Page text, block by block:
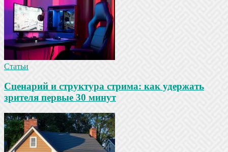
Статьи
Сценарий и структура стрима: как удержать
зрителя первые 30 минут